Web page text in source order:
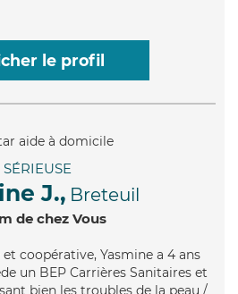
le profil
SÉRIEUSE
J., Breteuil
de chez Vous
coopérative, Yasmine a 4 ans
un BEP Carrières Sanitaires et
bien les troubles de la peau /